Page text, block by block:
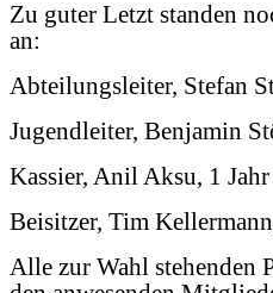
Zu guter Letzt standen
an:
Abteilungsleiter, Stefan
Jugendleiter, Benjamin
Kassier, Anil Aksu, 1 Jahr
Beisitzer, Tim
Alle zur Wahl stehenden